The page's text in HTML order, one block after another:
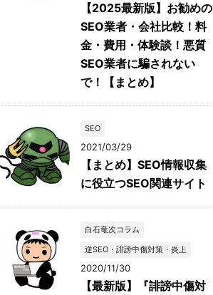
【2025最新版】お勧めの
SEO業者・会社比較！料
金・費用・体験談！悪質
SEO業者に騙されない
で！【まとめ】
SEO
2021/03/29
【まとめ】SEO情報収集
に役立つSEO関連サイト
白石竜次コラム
逆SEO・誹謗中傷対策・炎上
2020/11/30
【最新版】『誹謗中傷対